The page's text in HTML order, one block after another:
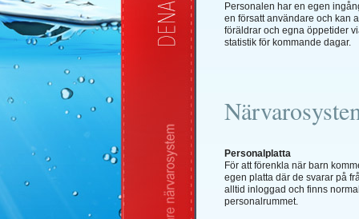
Personalen har en egen
en försatt användare och kan
föräldrar och egna öppetider
statistik för kommande dagar.
Personalplatta
För att förenkla när barn
egen platta där de svarar på
alltid inloggad och finns
personalrummet.